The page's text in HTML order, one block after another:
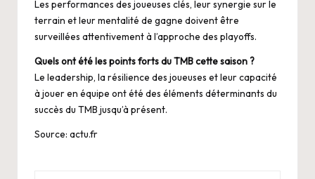
Les performances des joueuses clés, leur synergie sur le
terrain et leur mentalité de gagne doivent être
surveillées attentivement à l’approche des playoffs.
Quels ont été les points forts du TMB cette saison ?
Le leadership, la résilience des joueuses et leur capacité
à jouer en équipe ont été des éléments déterminants du
succès du TMB jusqu’à présent.
Source: actu.fr